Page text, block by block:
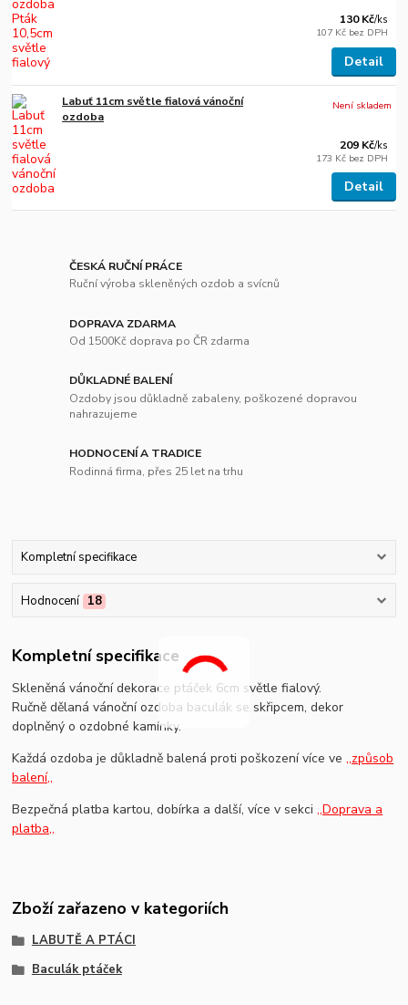
130 Kč/ks
107 Kč bez DPH
Detail
Labuť 11cm světle fialová vánoční
ozdoba
209 Kč/ks
173 Kč bez DPH
Není skladem
Detail
ČESKÁ RUČNÍ PRÁCE
Ruční výroba skleněných ozdob a svícnů
DOPRAVA ZDARMA
Od 1500Kč doprava po ČR zdarma
DŮKLADNÉ BALENÍ
Ozdoby jsou důkladně zabaleny, poškozené dopravou
nahrazujeme
HODNOCENÍ A TRADICE
Rodinná firma, přes 25 let na trhu
Kompletní specifikace
Hodnocení 18
Kompletní specifikace
Skleněná vánoční dekorace ptáček 6cm světle fialový.
Ručně dělaná vánoční ozdoba baculák se skřipcem, dekor
doplněný o ozdobné kamínky.
Každá ozdoba je důkladně balená proti poškození více ve,,způsob
balení,,
Bezpečná platba kartou, dobírka a další, více v sekci,,Doprava a
platba,,
Zboží zařazeno v kategoriích
LABUTĚ A PTÁCI
Baculák ptáček